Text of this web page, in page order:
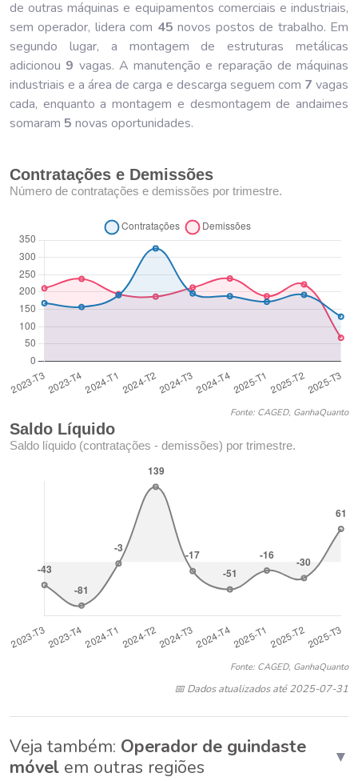
de outras máquinas e equipamentos comerciais e industriais,
sem operador, lidera com 45 novos postos de trabalho. Em
segundo lugar, a montagem de estruturas metálicas
adicionou 9 vagas. A manutenção e reparação de máquinas
industriais e a área de carga e descarga seguem com 7 vagas
cada, enquanto a montagem e desmontagem de andaimes
somaram 5 novas oportunidades.
Contratações e Demissões
Número de contratações e demissões por trimestre.
Fonte: CAGED, GanhaQuanto
Saldo Líquido
Saldo líquido (contratações - demissões) por trimestre.
Fonte: CAGED, GanhaQuanto
📅 Dados atualizados até 2025-07-31
Veja também: Operador de guindaste
móvel em outras regiões ▼